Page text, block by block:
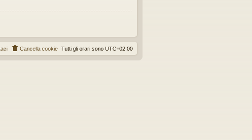
Tutti gli orari sono UTC+02:00
Cancella cookie